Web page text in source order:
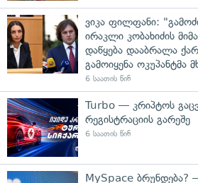
ვიკა ფილფანი:
ირაკლი კობახიძის
დაწყება დააბრალა
გამოიყენა ოკუპანტმა
6 საათის წინ
Turbo — კრიპტოს
რეგისტრაციის გარეშე
6 საათის წინ
MySpace ბრუნდება?